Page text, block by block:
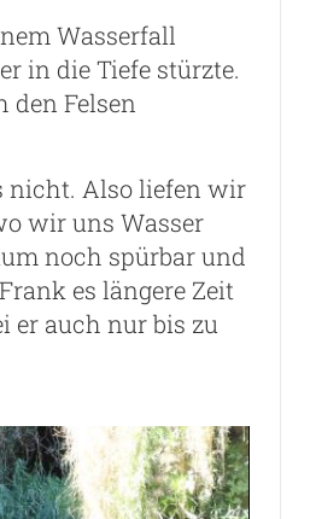
Wasserfall
in die Tiefe stürzte.
den Felsen
nicht. Also liefen wir
wir uns Wasser
noch spürbar und
es längere Zeit
er auch nur bis zu